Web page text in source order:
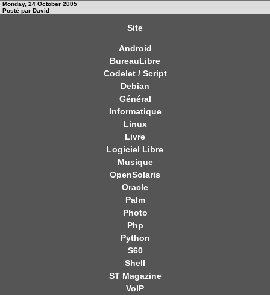
Monday, 24 October 2005
Posté par David
Site
Android
BureauLibre
Codelet / Script
Debian
Général
Informatique
Linux
Livre
Logiciel Libre
Musique
OpenSolaris
Oracle
Palm
Photo
Php
Python
S60
Shell
ST Magazine
VoIP